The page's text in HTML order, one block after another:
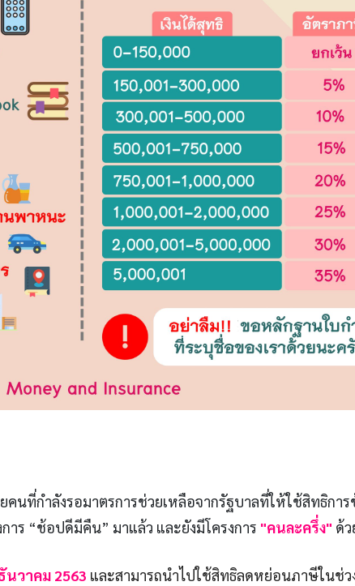
ที่กำลังรอมาตรการช่วยเหลือจากรัฐบาลที่ให้ใช้สิทธิการ
ร “ช้อปดีมีคืน” มาแล้ว และยังมีโครงการ "คนละครึ่ง" ด้ว
นวาคม 2563 และสามารถนำไปใช้สิทธิลดหย่อนภาษีในช่